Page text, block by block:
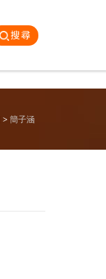
搜尋
簡子涵